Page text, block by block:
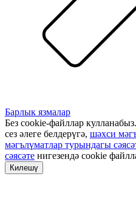
Барлык язмалар
Без cookie-файллар
сез әлеге белдерүгә, шәхси
мәгълүматлар турындагы
сәясәте нигезендә cookie
Килешү